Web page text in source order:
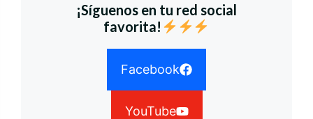
¡Síguenos en tu red social
favorita!
Facebook
YouTube